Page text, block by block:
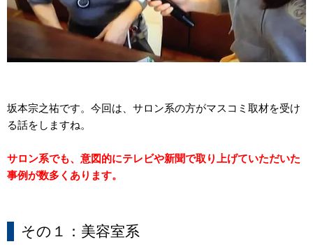
坂本宗之祐です。今回は、サロン系の方がマスコミ取材を受け
る話をしますね。
サロン系でも、意図的にテレビや新聞で取り上げていただいた
事例が数多くあります。
その１：美容室系